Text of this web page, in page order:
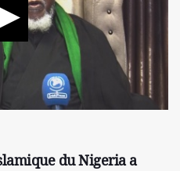
du Nigeria a